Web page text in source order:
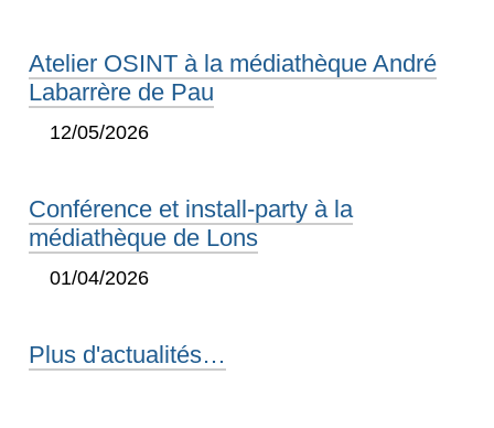
Atelier OSINT à la médiathèque André
Labarrère de Pau
12/05/2026
Conférence et install-party à la
médiathèque de Lons
01/04/2026
Plus d'actualités…